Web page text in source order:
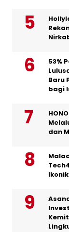
53%
Baru
bagi
dan
Ikonik